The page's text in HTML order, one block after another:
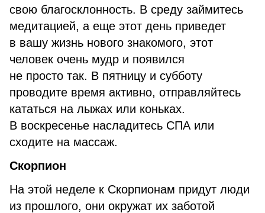
свою благосклонность. В среду займитесь
медитацией, а еще этот день приведет
в вашу жизнь нового знакомого, этот
человек очень мудр и появился
не просто так. В пятницу и субботу
проводите время активно, отправляйтесь
кататься на лыжах или коньках.
В воскресенье насладитесь СПА или
сходите на массаж.
Скорпион
На этой неделе к Скорпионам придут люди
из прошлого, они окружат их заботой